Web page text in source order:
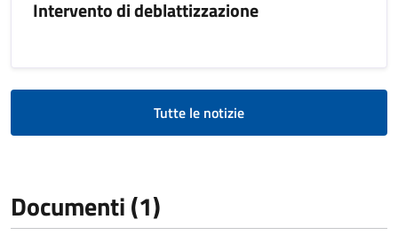
Intervento di deblattizzazione
Tutte le notizie
Documenti (1)